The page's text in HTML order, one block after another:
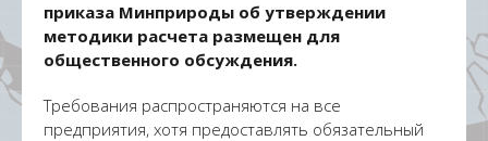
приказа Минприроды об утверждении
методики расчета размещен для
общественного обсуждения.
Требования распространяются на все
предприятия, хотя предоставлять обязательный